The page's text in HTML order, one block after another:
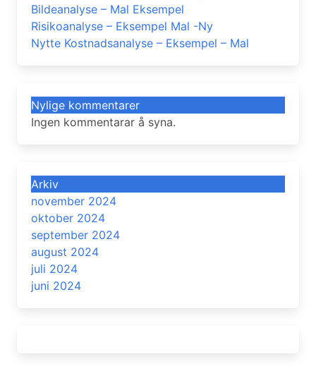
Bildeanalyse – Mal Eksempel
Risikoanalyse – Eksempel Mal -Ny
Nytte Kostnadsanalyse – Eksempel – Mal
Nylige kommentarer
Ingen kommentarar å syna.
Arkiv
november 2024
oktober 2024
september 2024
august 2024
juli 2024
juni 2024